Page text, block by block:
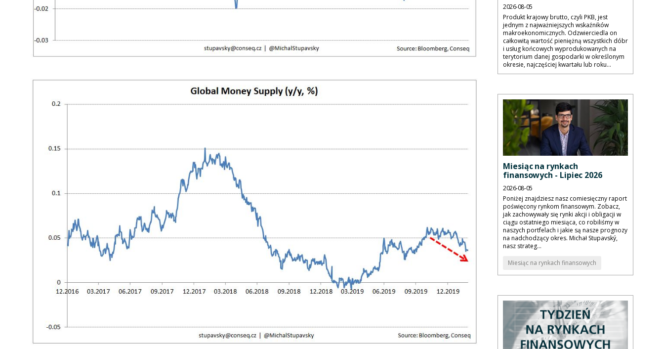
2026-08-05
Produkt krajowy brutto, czyli PKB, jest
jednym z najważniejszych wskaźników
makroekonomicznych. Odzwierciedla on
całkowitą wartość pieniężną wszystkich dóbr
i usług końcowych wyprodukowanych na
terytorium danej gospodarki w określonym
okresie, najczęściej kwartału lub roku...
Miesiąc na rynkach
finansowych - Lipiec 2026
2026-08-05
Poniżej znajdziesz nasz comiesięczny raport
poświęcony rynkom finansowym. Zobacz,
jak zachowywały się rynki akcji i obligacji w
ciągu ostatniego miesiąca, co robiliśmy w
naszych portfelach i jakie są nasze prognozy
na nadchodzący okres. Michał Stupavský,
nasz strateg...
Miesiąc na rynkach finansowych